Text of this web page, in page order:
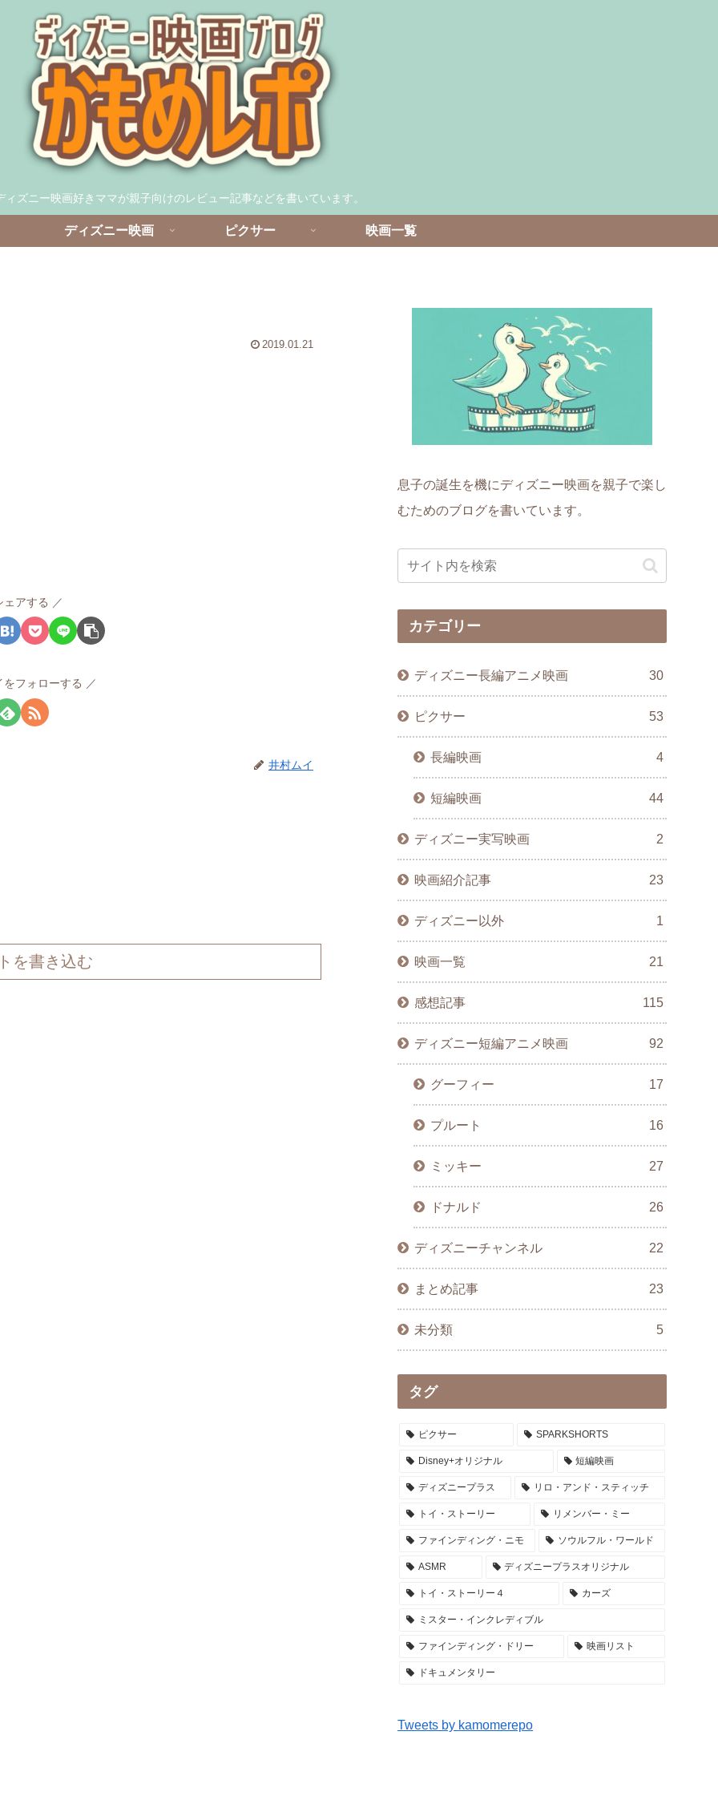
ィズニー映画好きママが親子向けのレビュー記事などを書いています。
ディズニー映画 ピクサー 映画一覧
2019.01.21
ェアする
をフォローする
井村ムイ
を書き込む
息子の誕生を機にディズニー映画を親子で楽し
むためのブログを書いています。
カテゴリー
ディズニー長編アニメ映画 30
ピクサー 53
長編映画 4
短編映画 44
ディズニー実写映画 2
映画紹介記事 23
ディズニー以外 1
映画一覧 21
感想記事 115
ディズニー短編アニメ映画 92
グーフィー 17
プルート 16
ミッキー 27
ドナルド 26
ディズニーチャンネル 22
まとめ記事 23
未分類 5
タグ
ピクサー SPARKSHORTS
Disney+オリジナル 短編映画
ディズニープラス リロ・アンド・スティッチ
トイ・ストーリー リメンバー・ミー
ファインディング・ニモ ソウルフル・ワールド
ASMR ディズニープラスオリジナル
トイ・ストーリー４ カーズ
ミスター・インクレディブル
ファインディング・ドリー 映画リスト
ドキュメンタリー
Tweets by kamomerepo